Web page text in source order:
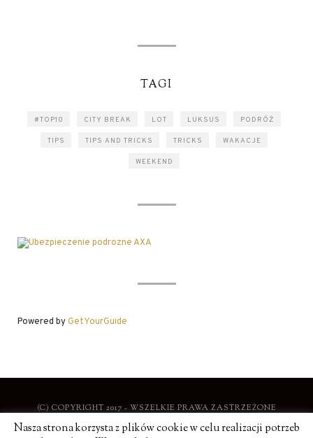
TAGI
#TOP10 CITY BREAK LOT LUKSUS PODRÓŻ
TIPS TIPS AND TRICKS TRICKS WAKACJE
WEEKEND
Powered byGetYourGuide
(C) COPYRIGHT 2017 - WSZELKIE PRAWA ZASTRZEŻONE
Nasza strona korzysta z plików cookie w celu realizacji potrzeb